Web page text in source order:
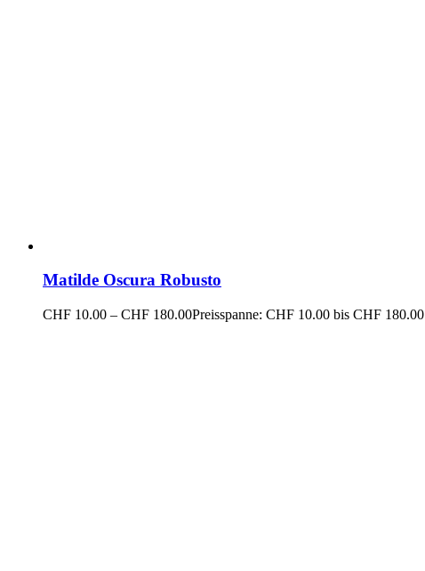
Matilde Oscura Robusto
CHF 10.00 – CHF 180.00Preisspanne: CHF 10.00 bis CHF 180.00